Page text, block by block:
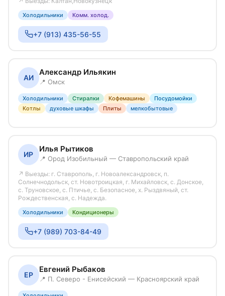
Холодильники Комм. холод.
+7 (913) 435-56-55
АИ
Александр Ильякин
📍 Омск
Холодильники Стиралки Кофемашины
Посудомойки
Котлы
духовые шкафы Плиты мелкобытовые
ИР
Илья Рытиков
📍 Ород Изобильный — Ставропольский край
↗ Выезды: г. Ставрополь, г. Новоалександровск, п.
Солнечнодольск, ст. Новотроицкая, г. Михайловск, с. Донское,
с. Труновское, с. Птичье, с. Безопасное, х. Рыздвяный, ст.
Рождественская, с. Надежда.
Холодильники Кондиционеры
+7 (989) 703-84-49
ЕР
Евгений Рыбаков
📍 П. Северо - Енисейский — Красноярский край